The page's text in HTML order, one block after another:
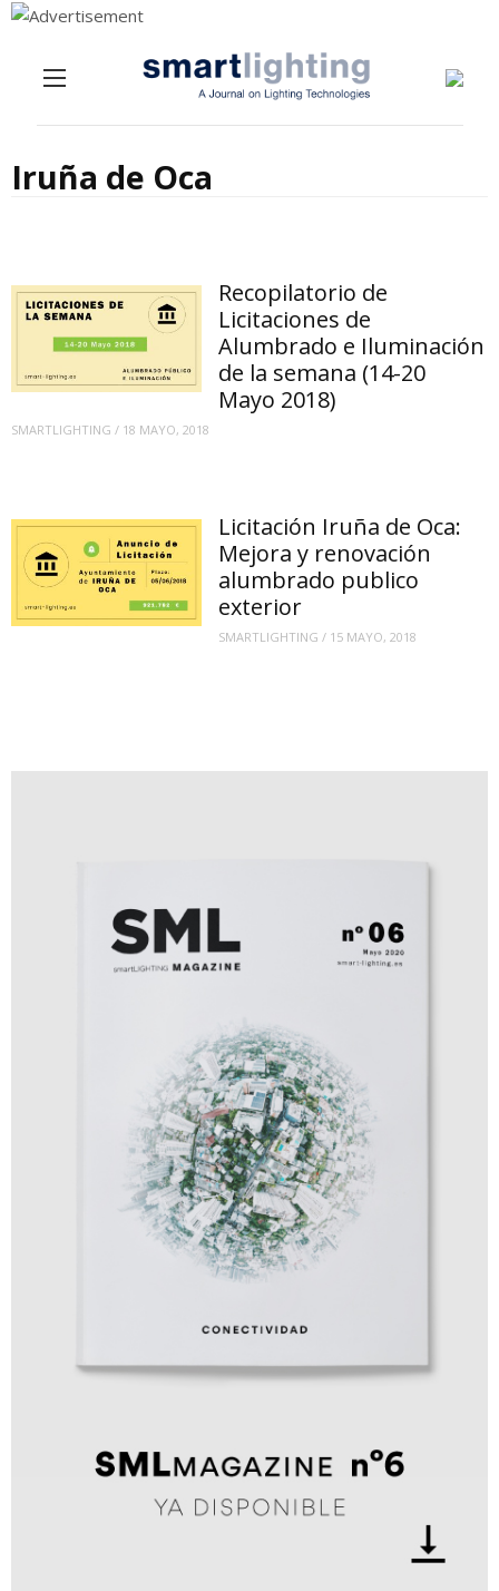
Iruña de Oca
Recopilatorio de
Licitaciones de
Alumbrado e Iluminación
de la semana (14-20
Mayo 2018)
SMARTLIGHTING / 18 MAYO, 2018
Licitación Iruña de Oca:
Mejora y renovación
alumbrado publico
exterior
SMARTLIGHTING / 15 MAYO, 2018